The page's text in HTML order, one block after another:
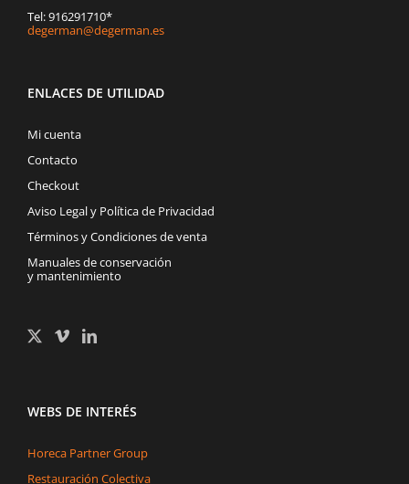
Tel: 916291710*
degerman@degerman.es
ENLACES DE UTILIDAD
Mi cuenta
Contacto
Checkout
Aviso Legal y Política de Privacidad
Términos y Condiciones de venta
Manuales de conservación
y mantenimiento
WEBS DE INTERÉS
Horeca Partner Group
Restauración Colectiva